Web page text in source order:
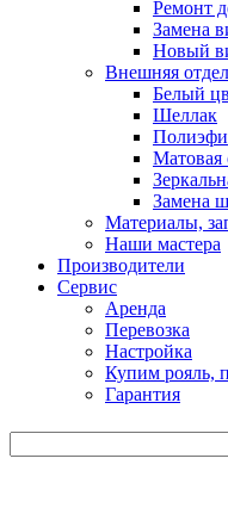
Ремонт
Замена
Новый
Внешняя
Белый
Шеллак
Матовая
Замена
Материалы,
Наши мастера
Производители
Сервис
Аренда
Перевозка
Настройка
Купим рояль,
Гарантия